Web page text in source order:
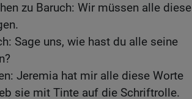
zu Baruch: Wir müssen alle diese
Sage uns, wie hast du alle seine
Jeremia hat mir alle diese Worte
sie mit Tinte auf die Schriftrolle.